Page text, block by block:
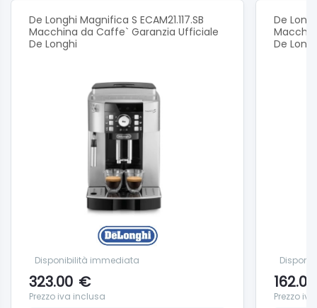
Capacità contenitore fondi caffè (n°): 14
Display: LCD display
Funzione caffè "lungo": ✓
Controllo aroma: ✓
Possibilità di usare il caffè in polvere: ✓
Programma di decalcificazione, pulizia e risciacquo
automatici: ✓
Programmazione durezza dell'acqua: ✓
Filtro dell'acqua: ✓
De Longhi Magnifica S ECAM21.117.SB
Macchina da Caffe` Garanzia Ufficiale
De Longhi
Disponibilità immediata
323.00 €
Prezzo iva inclusa
De
De
162.00
Prezzo